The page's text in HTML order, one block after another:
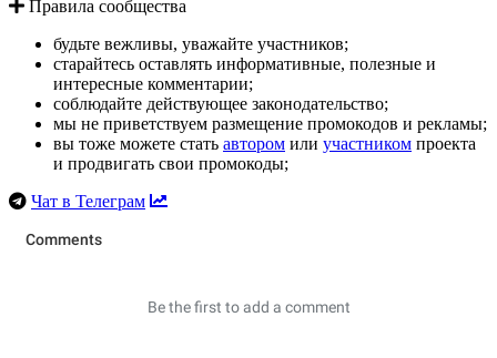
Правила сообщества
будьте вежливы, уважайте участников;
старайтесь оставлять информативные, полезные и
интересные комментарии;
соблюдайте действующее законодательство;
мы не приветствуем размещение промокодов и рекламы;
вы тоже можете стать автором или участником проекта
и продвигать свои промокоды;
Чат в Телеграм